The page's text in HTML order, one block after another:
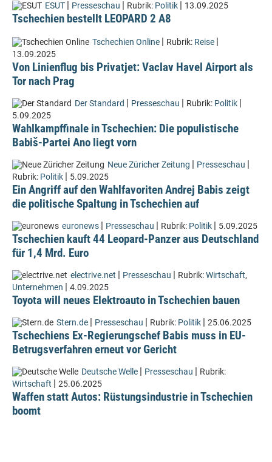
ESUT | Presseschau | Rubrik: Politik | 13.09.2025
Tschechien bestellt LEOPARD 2 A8
Tschechien Online | Rubrik: Reise |
13.09.2025
Von Linienflug bis Privatjet: Vaclav Havel Airport als
Tor nach Prag
Der Standard | Presseschau | Rubrik: Politik |
5.09.2025
Wahlkampffinale in Tschechien: Die populistische
Babiš-Partei Ano liegt vorn
Neue Züricher Zeitung | Presseschau |
Rubrik: Politik | 5.09.2025
Ein Angriff auf den Wahlfavoriten Andrej Babis zeigt
die politische Spaltung in Tschechien auf
euronews | Presseschau | Rubrik: Politik | 5.09.2025
Tschechien kauft 44 Leopard-Panzer aus Deutschland
für 1,4 Mrd. Euro
electrive.net | Presseschau | Rubrik:Wirtschaft,
Unternehmen | 4.09.2025
Toyota will neues Elektroauto in Tschechien bauen
Stern.de | Presseschau | Rubrik: Politik | 25.06.2025
Tschechiens Ex-Regierungschef Babis muss in EU-
Betrugsverfahren erneut vor Gericht
Deutsche Welle | Presseschau | Rubrik:
Wirtschaft | 25.06.2025
Waffen statt Autos: Rüstungsindustrie in Tschechien
boomt